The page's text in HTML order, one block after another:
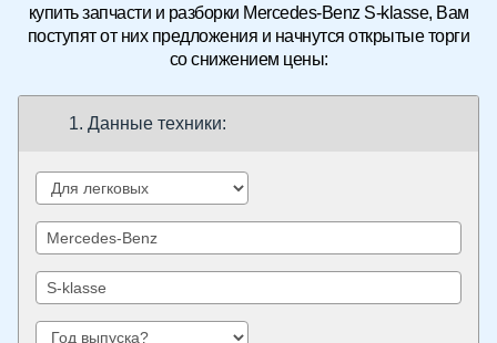
купить запчасти и разборки Mercedes-Benz S-klasse, Вам
поступят от них предложения и начнутся открытые торги
со снижением цены:
1. Данные техники: